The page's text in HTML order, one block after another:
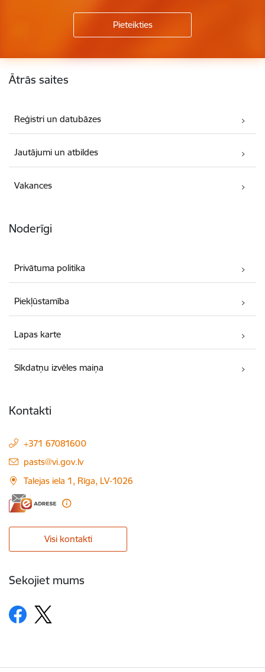
Kājene
Ātrās saites
Reģistri un datubāzes
Jautājumi un atbildes
Vakances
Noderīgi
Privātuma politika
Piekļūstamība
Lapas karte
Sīkdatņu izvēles maiņa
Kontakti
+371 67081600
E-pasts:
pasts@vi.gov.lv
Talejas iela 1, Rīga, LV-1026
Visi kontakti
Sekojiet mums